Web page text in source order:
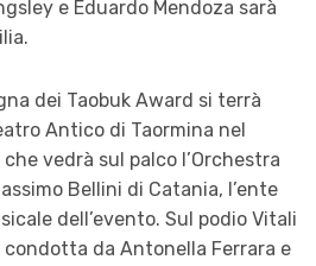
e Eduardo Mendoza sarà
dei Taobuk Award si terrà
Antico di Taormina nel
vedrà sul palco l’Orchestra
Bellini di Catania, l’ente
dell’evento. Sul podio Vitali
condotta da Antonella Ferrara e